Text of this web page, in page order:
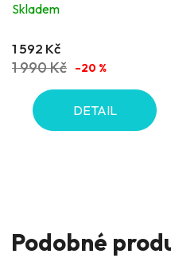
FGM04 Innergy® černé
Skladem
1 592 Kč
1 990 Kč –20 %
DETAIL
Podobné